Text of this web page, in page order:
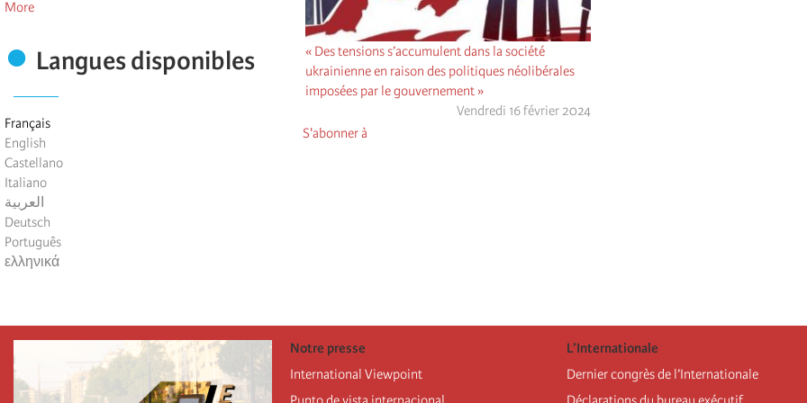
More
Langues disponibles
Français
English
Castellano
Italiano
العربية
Deutsch
Português
ελληνικά
« Des tensions s’accumulent dans la société
ukrainienne en raison des politiques néolibérales
imposées par le gouvernement »
Vendredi 16 février 2024
S'abonner à
Notre presse
International Viewpoint
L’Internationale
Dernier congrès de l’Internationale